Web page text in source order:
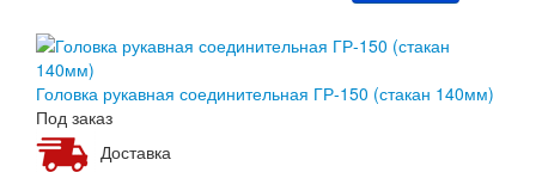
Головка рукавная соединительная ГР-150 (стакан 140мм)
Под заказ
Доставка